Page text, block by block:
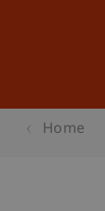
Home